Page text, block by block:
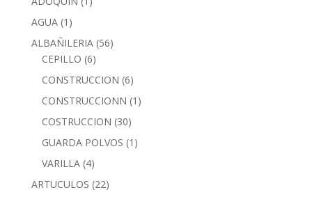
AGUA (1)
ALBAÑILERIA (56)
CEPILLO (6)
CONSTRUCCION (6)
CONSTRUCCIONN (1)
COSTRUCCION (30)
GUARDA POLVOS (1)
VARILLA (4)
ARTUCULOS (22)